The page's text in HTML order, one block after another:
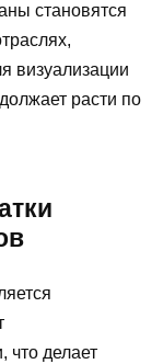
становятся
визуализации
расти по
что делает